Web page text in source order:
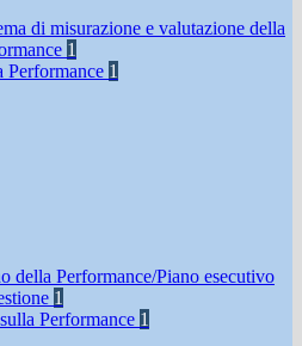
di misurazione e valutazione della
1
Performance 1
della Performance/Piano esecutivo
1
Performance 1